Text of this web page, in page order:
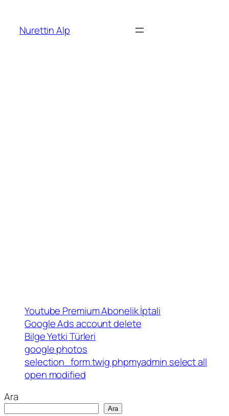
Nurettin Alp
Youtube Premium Abonelik İptali
Google Ads account delete
Bilge Yetki Türleri
google photos
selection_form.twig phpmyadmin select all
open modified
Ara
Ara